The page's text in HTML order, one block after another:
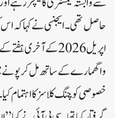
حاصل تھی۔ایجنسی نے کہا کہ اس
اپریل 2026 کے آخری
واگھمارے کے ساتھ مل کر پونے